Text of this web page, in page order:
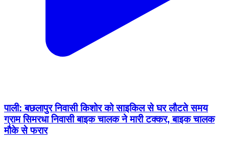
पाली: बछलापुर निवासी किशोर को साइकिल से घर लौटते समय
ग्राम सिमरधा निवासी बाइक चालक ने मारी टक्कर, बाइक चालक
मौके से फरार